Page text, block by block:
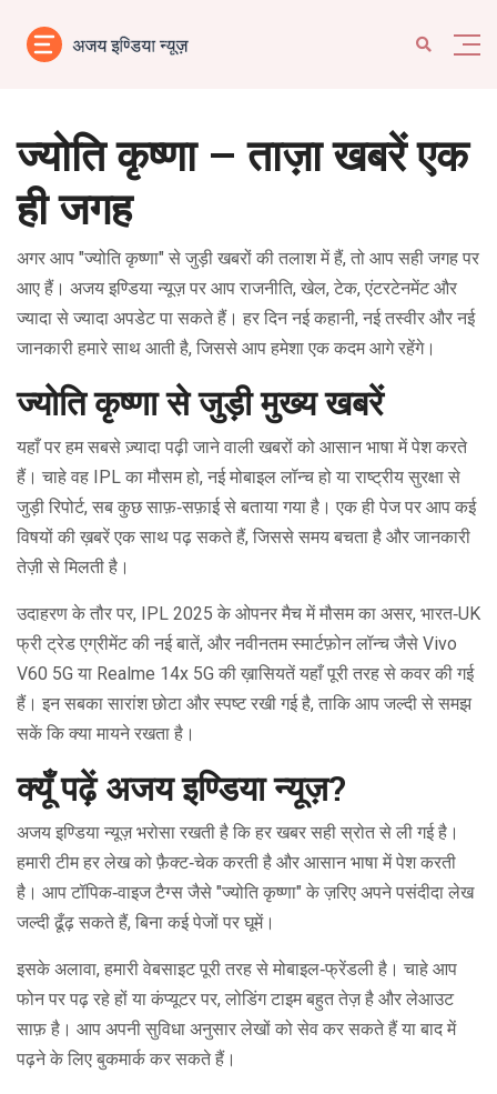
ज्योति कृष्णा – ताज़ा खबरें एक
ही जगह
अगर आप "ज्योति कृष्णा" से जुड़ी खबरों की तलाश में हैं, तो आप सही जगह पर
आए हैं। अजय इण्डिया न्यूज़ पर आप राजनीति, खेल, टेक, एंटरटेनमेंट और
ज्यादा से ज्यादा अपडेट पा सकते हैं। हर दिन नई कहानी, नई तस्वीर और नई
जानकारी हमारे साथ आती है, जिससे आप हमेशा एक कदम आगे रहेंगे।
ज्योति कृष्णा से जुड़ी मुख्य खबरें
यहाँ पर हम सबसे ज़्यादा पढ़ी जाने वाली खबरों को आसान भाषा में पेश करते
हैं। चाहे वह IPL का मौसम हो, नई मोबाइल लॉन्च हो या राष्ट्रीय सुरक्षा से
जुड़ी रिपोर्ट, सब कुछ साफ़‑सफ़ाई से बताया गया है। एक ही पेज पर आप कई
विषयों की ख़बरें एक साथ पढ़ सकते हैं, जिससे समय बचता है और जानकारी
तेज़ी से मिलती है।
उदाहरण के तौर पर, IPL 2025 के ओपनर मैच में मौसम का असर, भारत‑UK
फ्री ट्रेड एग्रीमेंट की नई बातें, और नवीनतम स्मार्टफ़ोन लॉन्च जैसे Vivo
V60 5G या Realme 14x 5G की ख़ासियतें यहाँ पूरी तरह से कवर की गई
हैं। इन सबका सारांश छोटा और स्पष्ट रखी गई है, ताकि आप जल्दी से समझ
सकें कि क्या मायने रखता है।
क्यूँ पढ़ें अजय इण्डिया न्यूज़?
अजय इण्डिया न्यूज़ भरोसा रखती है कि हर खबर सही स्रोत से ली गई है।
हमारी टीम हर लेख को फ़ैक्ट‑चेक करती है और आसान भाषा में पेश करती
है। आप टॉपिक‑वाइज टैग्स जैसे "ज्योति कृष्णा" के ज़रिए अपने पसंदीदा लेख
जल्दी ढूँढ़ सकते हैं, बिना कई पेजों पर घूमें।
इसके अलावा, हमारी वेबसाइट पूरी तरह से मोबाइल‑फ्रेंडली है। चाहे आप
फोन पर पढ़ रहे हों या कंप्यूटर पर, लोडिंग टाइम बहुत तेज़ है और लेआउट
साफ़ है। आप अपनी सुविधा अनुसार लेखों को सेव कर सकते हैं या बाद में
पढ़ने के लिए बुकमार्क कर सकते हैं।